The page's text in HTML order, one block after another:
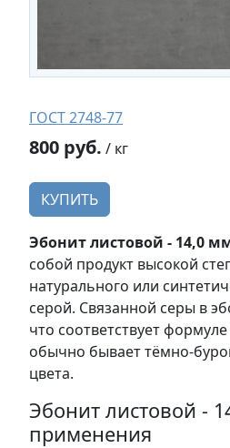
ГОСТ 2748-77
800 руб. / кг
КУПИТЬ
Эбонит листовой - 14,0
собой продукт высокой
натурального или
серой. Связанной серы в
что соответствует
обычно бывает тёмно-
цвета.
Эбонит листовой -
применения